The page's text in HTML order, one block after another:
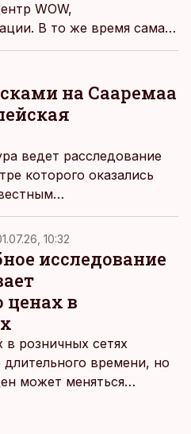
WOW,
В то же время сама
находятся под
на Сааремаа
ведет расследование
которого оказались
Туллио Либликом,
10:32
исследование
ценах в
в розничных сетях
времени, но
может меняться